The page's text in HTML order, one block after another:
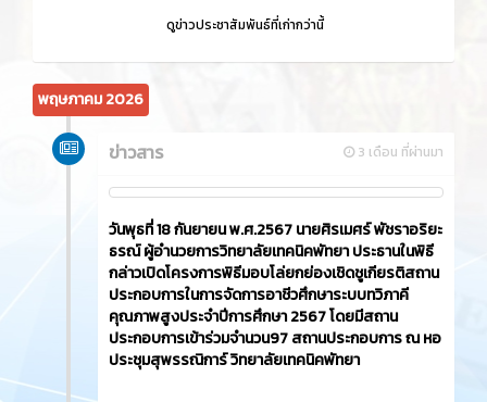
ดูข่าวประชาสัมพันธ์ที่เก่ากว่านี้
พฤษภาคม 2026
3 เดือน ที่ผ่านมา
ข่าวสาร
วันพุธที่ 18 กันยายน พ.ศ.2567 นายศิรเมศร์ พัชราอริยะ
ธรณ์ ผู้อำนวยการวิทยาลัยเทคนิคพัทยา ประธานในพิธี
กล่าวเปิดโครงการพิธีมอบโล่ยกย่องเชิดชูเกียรติสถาน
ประกอบการในการจัดการอาชีวศึกษาระบบทวิภาคี
คุณภาพสูงประจำปีการศึกษา 2567 โดยมีสถาน
ประกอบการเข้าร่วมจำนวน97 สถานประกอบการ ณ หอ
ประชุมสุพรรณิการ์ วิทยาลัยเทคนิคพัทยา